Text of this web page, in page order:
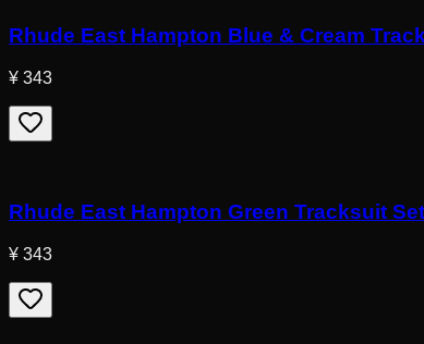
Rhude East Hampton Blue & Cream
¥ 343
Rhude East Hampton Green Tracksuit Set
¥ 343